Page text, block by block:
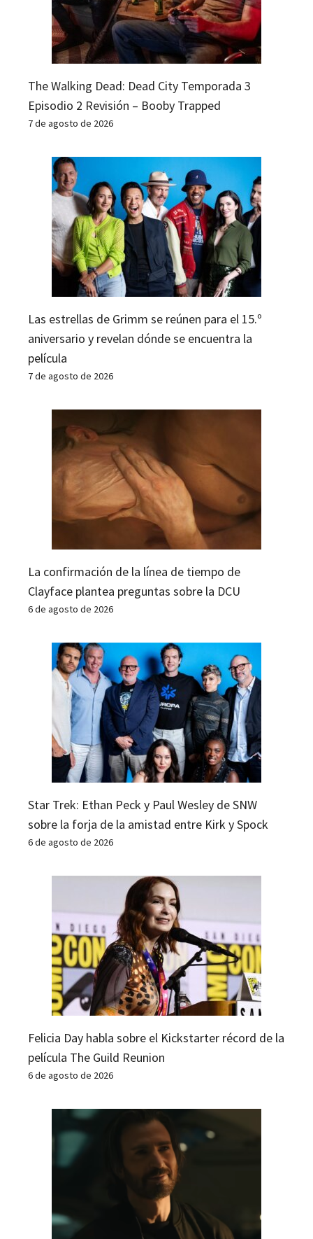
The Walking Dead: Dead City Temporada 3
Episodio 2 Revisión – Booby Trapped
7 de agosto de 2026
Las estrellas de Grimm se reúnen para el 15.º
aniversario y revelan dónde se encuentra la
película
7 de agosto de 2026
La confirmación de la línea de tiempo de
Clayface plantea preguntas sobre la DCU
6 de agosto de 2026
Star Trek: Ethan Peck y Paul Wesley de SNW
sobre la forja de la amistad entre Kirk y Spock
6 de agosto de 2026
Felicia Day habla sobre el Kickstarter récord de la
película The Guild Reunion
6 de agosto de 2026